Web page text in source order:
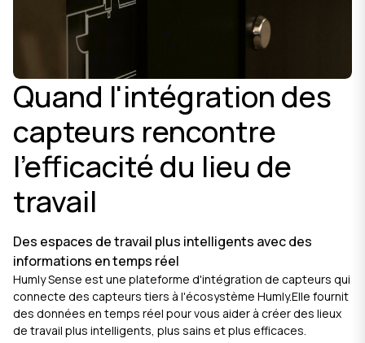
Quand l'intégration des
capteurs rencontre
l'efficacité du lieu de
travail
Des espaces de travail plus intelligents avec des
informations en temps réel
Humly Sense est une plateforme d'intégration de capteurs qui
connecte des capteurs tiers à l'écosystème Humly.Elle fournit
des données en temps réel pour vous aider à créer des lieux
de travail plus intelligents, plus sains et plus efficaces.